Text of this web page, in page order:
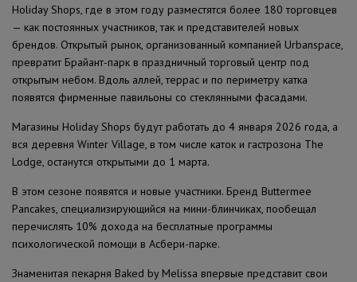
Holiday Shops, где в этом году разместятся более 180 торговцев
— как постоянных участников, так и представителей новых
брендов. Открытый рынок, организованный компанией Urbanspace,
превратит Брайант-парк в праздничный торговый центр под
открытым небом. Вдоль аллей, террас и по периметру катка
появятся фирменные павильоны со стеклянными фасадами.
Магазины Holiday Shops будут работать до 4 января 2026 года, а
вся деревня Winter Village, в том числе каток и гастрозона The
Lodge, останутся открытыми до 1 марта.
В этом сезоне появятся и новые участники. Бренд Buttermee
Pancakes, специализирующийся на мини-блинчиках, пообещал
перечислять 10% дохода на бесплатные программы
психологической помощи в Асбери-парке.
Знаменитая пекарня Baked by Melissa впервые представит свои